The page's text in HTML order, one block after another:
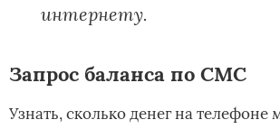
интернету.
Запрос баланса по СМС
Узнать, сколько денег на телефоне